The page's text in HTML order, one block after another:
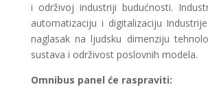
i održivoj industriji budućnosti.
automatizaciju i digitalizaciju
naglasak na ljudsku dimenziju
sustava i održivost poslovnih modela.
Omnibus panel će raspraviti: